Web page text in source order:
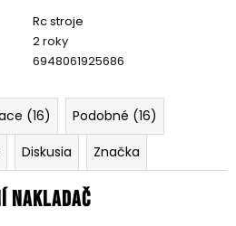
Rc stroje
2 roky
6948061925686
(16)
Podobné (16)
Diskusia Značka
nakladač